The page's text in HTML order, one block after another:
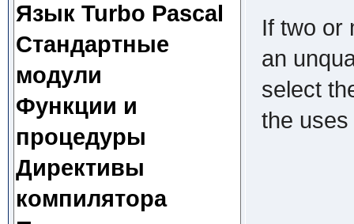
Язык Turbo Pascal
Стандартные
модули
Функции и
процедуры
Директивы
компилятора
If two or
an
select
the